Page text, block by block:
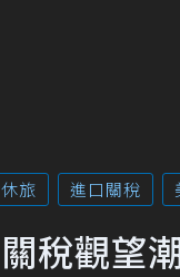
旅 進口關稅
稅觀望